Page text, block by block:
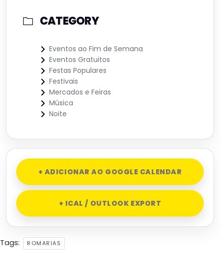
CATEGORY
Eventos ao Fim de Semana
Eventos Gratuitos
Festas Populares
Festivais
Mercados e Feiras
Música
Noite
+ ADICIONAR AO GOOGLE CALENDAR
+ ICAL / OUTLOOK EXPORT
Tags: ROMARIAS